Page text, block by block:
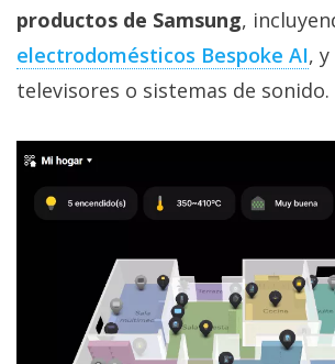
productos de Samsung,
electrodomésticos Bespoke AI‎,
televisores o sistemas de sonido.